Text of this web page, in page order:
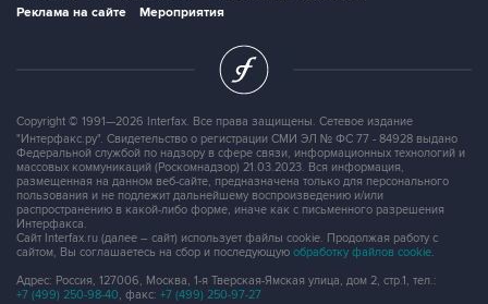
Реклама на сайте
Мероприятия
Copyright © 1991—2026 Interfax. Все права защищены. Сетевое издание
"Интерфакс.ру". Свидетельство о регистрации СМИ ЭЛ № ФС 77 - 84928 выдано
Федеральной службой по надзору в сфере связи, информационных технологий и
массовых коммуникаций (Роскомнадзор) 21.03.2023. Вся информация,
размещенная на данном веб-сайте, предназначена только для персонального
пользования и не подлежит дальнейшему воспроизведению и/или
распространению в какой-либо форме, иначе как с письменного разрешения
Интерфакса.
Сайт Interfax.ru (далее – сайт) использует файлы cookie. Продолжая работу с
сайтом, Вы соглашаетесь на сбор и последующую обработку файлов cookie.
Адрес: Россия, 127006, Москва, 1-я Тверская-Ямская улица, дом 2, стр.1, тел.:
+7 (499) 250-98-40, факс: +7 (499) 250-97-27